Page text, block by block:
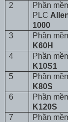
2
Phần
PLC
1000
3 Phần
K60H
4 Phần
K10S1
5 Phần
K80S
6 Phần
K120S
7 Phần